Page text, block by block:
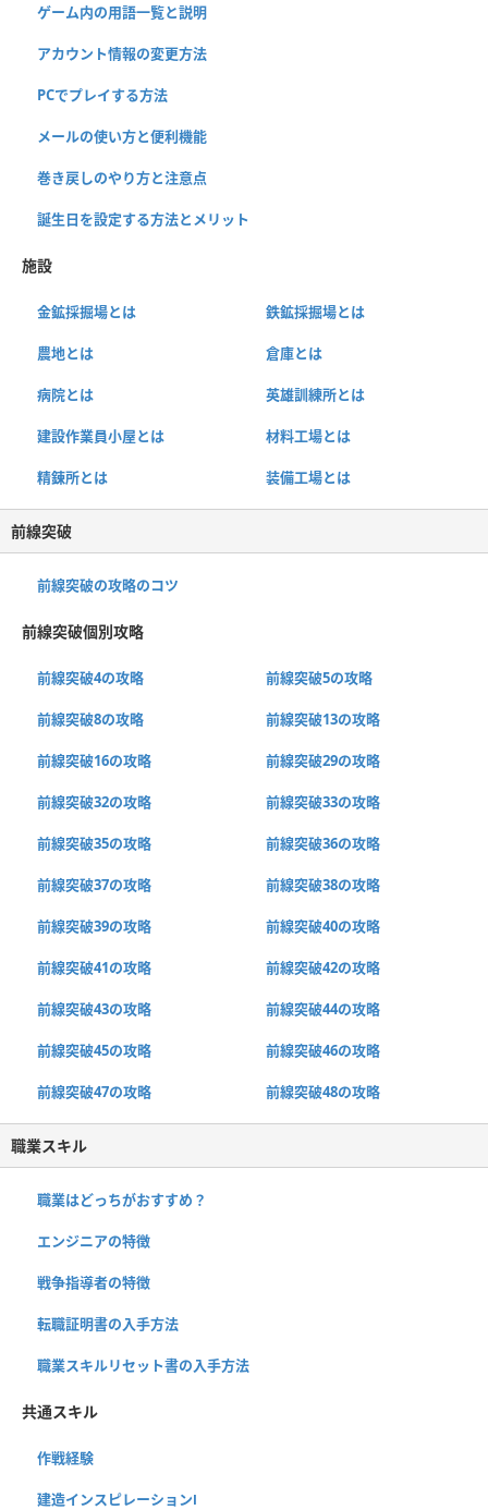
ゲーム内の用語一覧と説明
アカウント情報の変更方法
PCでプレイする方法
メールの使い方と便利機能
巻き戻しのやり方と注意点
誕生日を設定する方法とメリット
施設
金鉱採掘場とは 鉄鉱採掘場とは
農地とは 倉庫とは
病院とは 英雄訓練所とは
建設作業員小屋とは 材料工場とは
精錬所とは 装備工場とは
前線突破
前線突破の攻略のコツ
前線突破個別攻略
前線突破4の攻略 前線突破5の攻略
前線突破8の攻略 前線突破13の攻略
前線突破16の攻略 前線突破29の攻略
前線突破32の攻略 前線突破33の攻略
前線突破35の攻略 前線突破36の攻略
前線突破37の攻略 前線突破38の攻略
前線突破39の攻略 前線突破40の攻略
前線突破41の攻略 前線突破42の攻略
前線突破43の攻略 前線突破44の攻略
前線突破45の攻略 前線突破46の攻略
前線突破47の攻略 前線突破48の攻略
職業スキル
職業はどっちがおすすめ？
エンジニアの特徴
戦争指導者の特徴
転職証明書の入手方法
職業スキルリセット書の入手方法
共通スキル
作戦経験
建造インスピレーションⅠ